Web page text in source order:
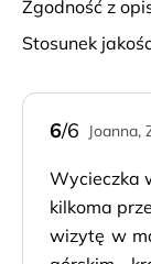
zgodność z
stosunek
6/6 Joanna,
Wycieczka
kilkoma
wizytę w